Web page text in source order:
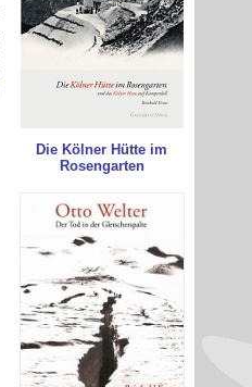
Die Kölner Hütte im
Rosengarten